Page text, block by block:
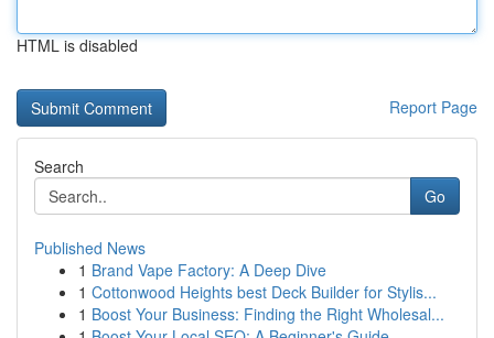
HTML is disabled
Report Page
Search
Go
Published News
1 Brand Vape Factory: A Deep Dive
1 Cottonwood Heights best Deck Builder for Stylis...
1 Boost Your Business: Finding the Right Wholesal...